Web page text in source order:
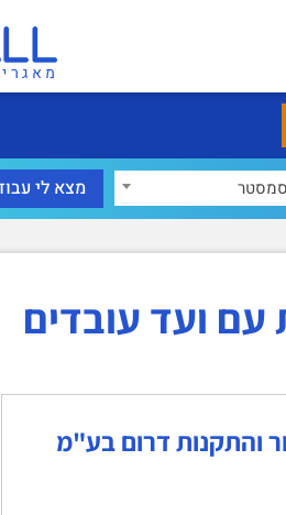
עם ועד עובדים